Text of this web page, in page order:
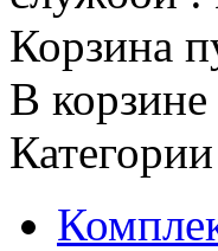
Корзина
В корзине
Категории